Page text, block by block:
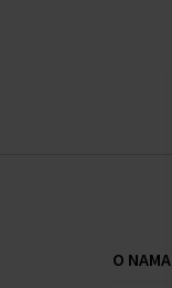
O NAMA